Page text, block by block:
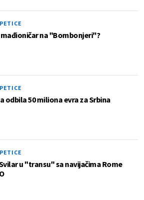
na "Bombonjeri"?
odbila 50 miliona evra za Srbina
u "transu" sa navijačima Rome